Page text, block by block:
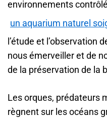
environnements
un aquarium naturel
l’étude et l’observation
nous émerveiller et de
de la préservation de la
Les orques, prédateurs
règnent sur les océans